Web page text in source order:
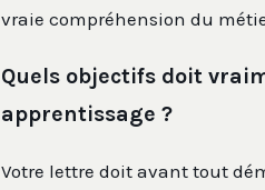
vraie compréhension du
Quels objectifs doit
apprentissage ?
Votre lettre doit avant tout